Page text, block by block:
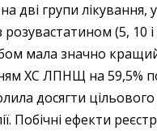
дві групи лікування,
(5, 10
мала значно
ХС ЛПНЩ на 59,5%
досягти
Побічні ефекти